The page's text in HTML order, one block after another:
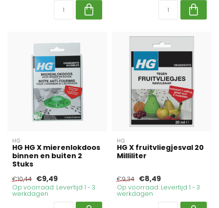
HG
HG HG X mierenlokdoos
binnen en buiten 2
Stuks
€10,44 €9,49
Op voorraad. Levertijd 1 - 3
werkdagen
HG
HG X fruitvliegjesval 20
Milliliter
€9,34 €8,49
Op voorraad. Levertijd 1 - 3
werkdagen